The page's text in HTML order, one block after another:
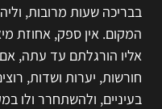
בבריכה שעות מרובות,
המקום. אין ספק, אחוזת
אליו הורגלתם עד עתה,
חורשות, יערות ושדות,
בעיניים, ולהשתחרר ולו